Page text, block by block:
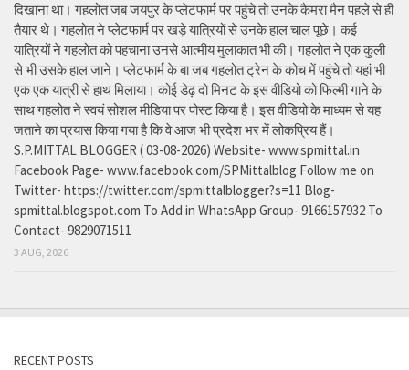
दिखाना था। गहलोत जब जयपुर के प्लेटफार्म पर पहुंचे तो उनके कैमरा मैन पहले से ही
तैयार थे। गहलोत ने प्लेटफार्म पर खड़े यात्रियों से उनके हाल चाल पूछे। कई
यात्रियों ने गहलोत को पहचाना उनसे आत्मीय मुलाकात भी की। गहलोत ने एक कुली
से भी उसके हाल जाने। प्लेटफार्म के बा जब गहलोत ट्रेन के कोच में पहुंचे तो यहां भी
एक एक यात्री से हाथ मिलाया। कोई डेढ़ दो मिनट के इस वीडियो को फिल्मी गाने के
साथ गहलोत ने स्वयं सोशल मीडिया पर पोस्ट किया है। इस वीडियो के माध्यम से यह
जताने का प्रयास किया गया है कि वे आज भी प्रदेश भर में लोकप्रिय हैं।
S.P.MITTAL BLOGGER ( 03-08-2026) Website- www.spmittal.in
Facebook Page- www.facebook.com/SPMittalblog Follow me on
Twitter- https://twitter.com/spmittalblogger?s=11 Blog-
spmittal.blogspot.com To Add in WhatsApp Group- 9166157932 To
Contact- 9829071511
3 AUG, 2026
RECENT POSTS